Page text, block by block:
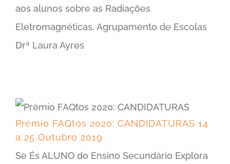
aos alunos sobre as Radiações
Eletromagnéticas. Agrupamento de Escolas
Drª Laura Ayres
Prémio FAQtos 2020: CANDIDATURAS 14
a 25 Outubro 2019
Se És ALUNO do Ensino Secundário Explora